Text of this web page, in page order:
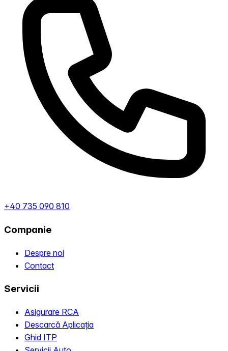
+40 735 090 810
Companie
Despre noi
Contact
Servicii
Asigurare RCA
Descarcă Aplicația
Ghid ITP